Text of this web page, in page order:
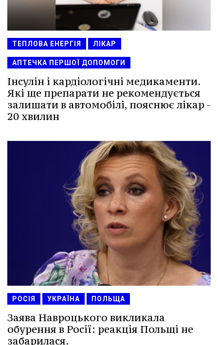
ТЕПЛОВА ЕНЕРГІЯ ЛІКАР
АПТЕЧКА ПЕРШОЇ ДОПОМОГИ
Інсулін і кардіологічні медикаменти.
Які ще препарати не рекомендується
залишати в автомобілі, пояснює лікар -
20 хвилин
РОСІЯ УКРАЇНА ПОЛЬЩА
Заява Навроцького викликала
обурення в Росії: реакція Польщі не
забарилася.